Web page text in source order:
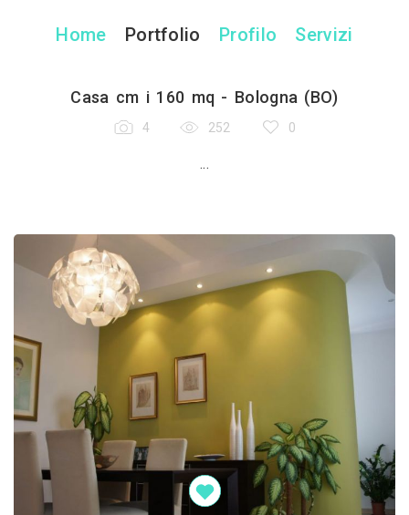
Home Portfolio Profilo Servizi
Casa cm i 160 mq - Bologna (BO)
4 252 0
...